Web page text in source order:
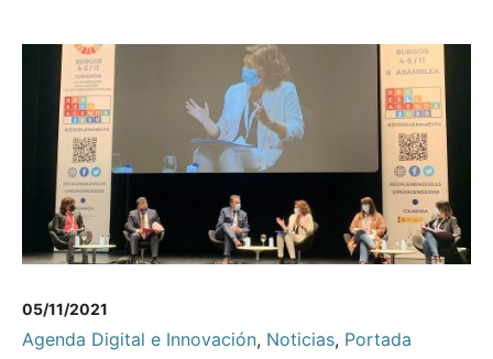
05/11/2021
Agenda Digital e Innovación, Noticias, Portada